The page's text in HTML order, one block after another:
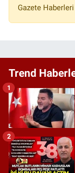
Gazete
Trend
1
2